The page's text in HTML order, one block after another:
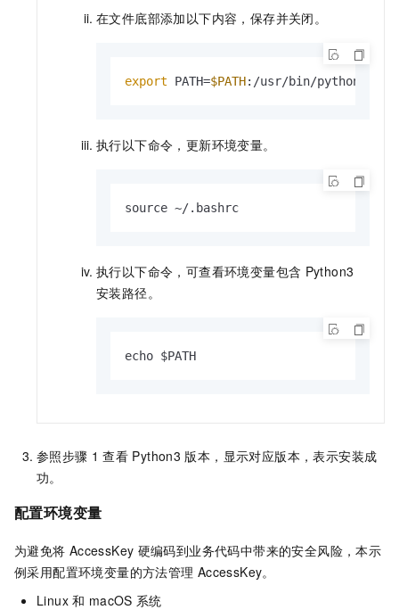
在文件底部添加以下内容，保存并关闭。
export PATH=$PATH:/usr/bin/python3
执行以下命令，更新环境变量。
source ~/.bashrc
执行以下命令，可查看环境变量包含 Python3
安装路径。
echo $PATH
参照步骤 1 查看 Python3 版本，显示对应版本，表示安装成
功。
配置环境变量
为避免将 AccessKey 硬编码到业务代码中带来的安全风险，本示
例采用配置环境变量的方法管理 AccessKey。
Linux 和 macOS 系统